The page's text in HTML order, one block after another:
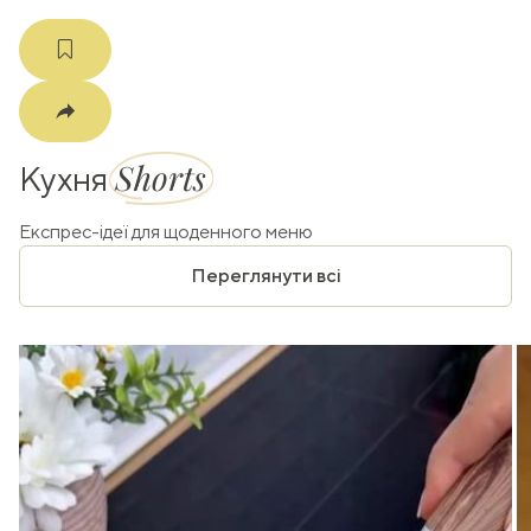
КухняShorts
Експрес-ідеї для щоденного меню
Переглянути всі